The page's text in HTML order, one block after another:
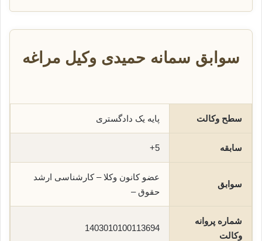
سوابق سمانه حمیدی وکیل مراغه
سطح وکالت پایه یک دادگستری
سابقه 5+
سوابق
عضو کانون وکلا – کارشناسی ارشد
حقوق –
شماره پروانه
وکالت
1403010100113694